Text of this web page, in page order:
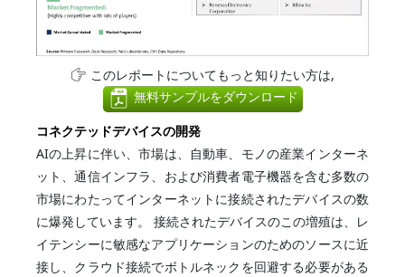
このレポートについてもっと知りたい方は,
無料サンプルをダウンロード
コネクテッドデバイスの開発
AIの上昇に伴い、市場は、自動車、モノの産業インターネ
ット、通信インフラ、および消費者電子機器を含む多数の
市場にわたってインターネットに接続されたデバイスの数
に爆発しています。 接続されたデバイスのこの増殖は、レ
イテンシーに敏感なアプリケーションのためのソースに近
接し、クラウド接続でボトルネックを回避する必要がある